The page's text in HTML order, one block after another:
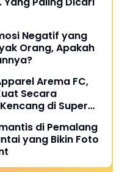
Negatif yang
Orang, Apakah
Arema FC,
Secara
di Super
di Pemalang
yang Bikin Foto